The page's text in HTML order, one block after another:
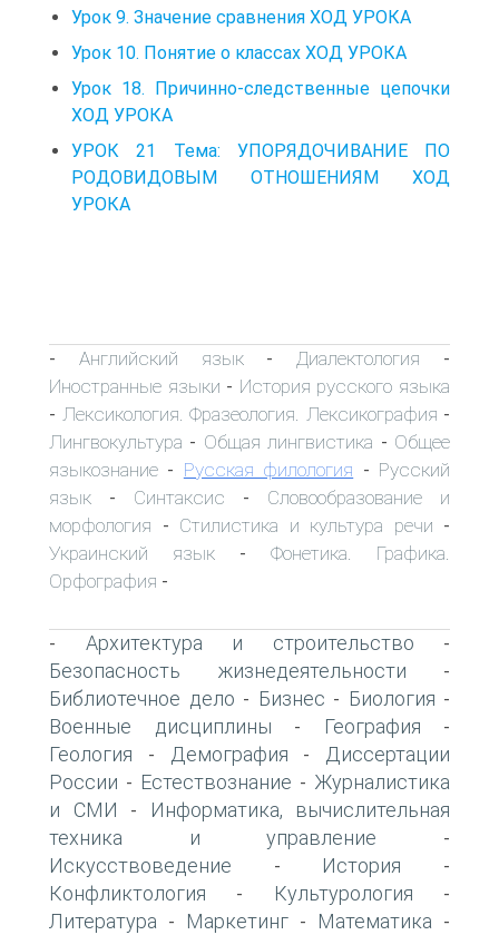
Урок 9. Значение сравнения ХОД УРОКА
Урок 10. Понятие о классах ХОД УРОКА
Урок 18. Причинно-следственные цепочки
ХОД УРОКА
УРОК 21 Тема: УПОРЯДОЧИВАНИЕ ПО
РОДОВИДОВЫМ ОТНОШЕНИЯМ ХОД
УРОКА
- Английский язык- Диалектология -
Иностранные языки - История русского языка
- Лексикология. Фразеология. Лексикография -
Лингвокультура - Общая лингвистика - Общее
языкознание - Русская филология - Русский
язык - Синтаксис - Словообразование и
морфология - Стилистика и культура речи -
Украинский язык - Фонетика. Графика.
Орфография -
- Архитектура и строительство -
Безопасность жизнедеятельности -
Библиотечное дело - Бизнес - Биология -
Военные дисциплины - География -
Геология - Демография -
Диссертации
России - Естествознание - Журналистика
и СМИ -
Информатика, вычислительная
техника и управление -
Искусствоведение - История -
Конфликтология - Культурология -
Литература - Маркетинг - Математика -